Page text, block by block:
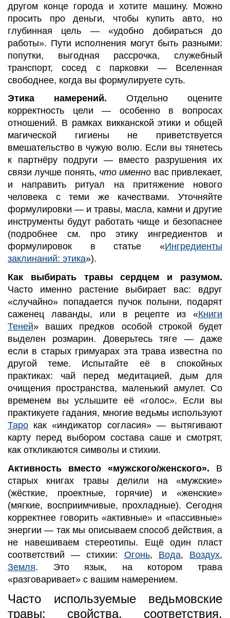
другом конце города и хотите машину. Можно
просить про деньги, чтобы купить авто, но
глубинная цель — «удобно добираться до
работы». Пути исполнения могут быть разными:
попутки, выгодная рассрочка, служебный
транспорт, сосед с парковки — Вселенная
свободнее, когда вы формулируете суть.
Этика намерений. Отдельно оцените
корректность цели — особенно в вопросах
отношений. В рамках викканской этики и общей
магической гигиены не приветствуется
вмешательство в чужую волю. Если вы тянетесь
к партнёру подруги — вместо разрушения их
связи лучше понять, что именно вас привлекает,
и направить ритуал на притяжение нового
человека с теми же качествами. Уточняйте
формулировки — и травы, масла, камни и другие
инструменты будут работать чище и безопаснее
(подробнее см. про этику ингредиентов и
формулировок в статье «Ингредиенты
заклинаний: этика»).
Как выбирать травы сердцем и разумом.
Часто именно растение выбирает вас: вдруг
«случайно» попадается пучок полыни, подарят
саженец лаванды, или в рецепте из «Книги
Теней» ваших предков особой строкой будет
выделен розмарин. Доверьтесь тяге — даже
если в старых гримуарах эта трава известна по
другой теме. Испытайте её в спокойных
практиках: чай перед медитацией, дым для
очищения пространства, маленький амулет. Со
временем вы услышите её «голос». Если вы
практикуете гадания, многие ведьмы используют
Таро как «индикатор согласия» — вытягивают
карту перед выбором состава саше и смотрят,
как откликаются символы и стихии.
Активность вместо «мужского/женского». В
старых книгах травы делили на «мужские»
(жёсткие, проектные, горячие) и «женские»
(мягкие, восприимчивые, прохладные). Сегодня
корректнее говорить «активные» и «пассивные»
энергии — так мы описываем способ действия, а
не навешиваем стереотипы. Ещё один пласт
соответствий — стихии: Огонь, Вода, Воздух,
Земля. Это язык, на котором трава
«разговаривает» с вашим намерением.
Часто используемые ведьмовские
травы: свойства, соответствия,